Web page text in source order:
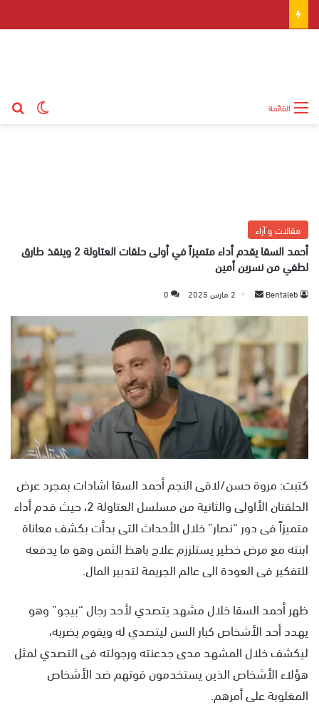
القائمة
مقالات و آراء
أحمد السقا يقدم أداء متميزاً في أولى حلقات العتاولة 2 وينقذ طارق
لطفي من نسرين أمين
Bentaleb
س
ل
ر
د
ا
إ
ك
ت
ر
و
ن
ي
2 مارس 2025 0
كتبت: مروة حسن/لاقى النجم أحمد السقا اشادات بمجرد عرض
الحلقتان الأاولى والثانية من مسلسل العتاولة 2، حيث قدم أداء
متميزاً فى دور “نصار” خلال الأحداث التى بدأت بكشف معاناة
ابنته مع مرض خطير يستلززم علاج باهظ الثمن وهو ما يدفعه
للتفكير فى العودة الى عالم الجريمة لتدبير المال.
ظهر أحمد السقا خلال مشهد يتصدي لأحد رجال “بيجو” وهو
يهدد أحد الأشخاص كبار السن ليتصدي له ويقوم بضربه،
ليكشف خلال المشهد مدى جدعنته ورجولته فى التصدي لمثل
هؤلاء الأشخاص الذين يستخدمون قوتهم ضد الأشخاص
المغلوبة على أمرهم.